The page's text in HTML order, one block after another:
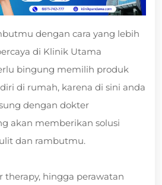
dengan cara yang lebih
di Klinik Utama
bingung memilih produk
di rumah, karena di sini anda
dengan dokter
akan memberikan solusi
dan rambutmu.
therapy, hingga perawatan